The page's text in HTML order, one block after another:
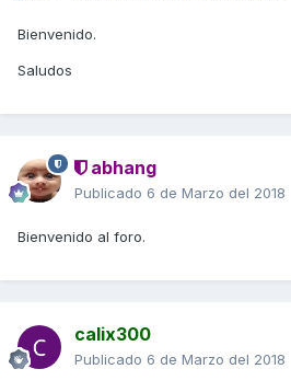
Bienvenido.
Saludos
abhang
Publicado 6 de Marzo del 2018
Bienvenido al foro.
calix300
Publicado 6 de Marzo del 2018